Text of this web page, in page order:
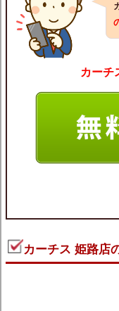
カーチ
カーチス 姫路店